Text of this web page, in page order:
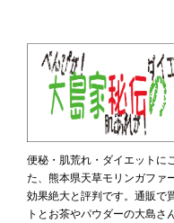
便秘・肌荒れ・ダイエットに
た、熊本県天草モリンガファ
効果絶大と評判です。通販で
トとお茶やパウダーの大島さ